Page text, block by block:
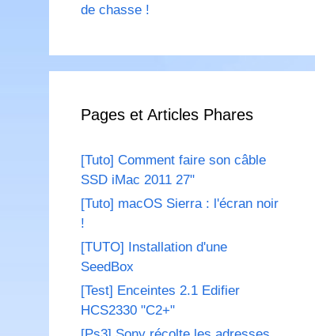
de chasse !
Pages et Articles Phares
[Tuto] Comment faire son câble
SSD iMac 2011 27"
[Tuto] macOS Sierra : l'écran noir
!
[TUTO] Installation d'une
SeedBox
[Test] Enceintes 2.1 Edifier
HCS2330 "C2+"